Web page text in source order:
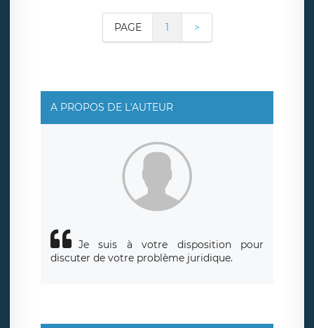
PAGE 1 >
A PROPOS DE L'AUTEUR
Je suis à votre disposition pour
discuter de votre problème juridique.